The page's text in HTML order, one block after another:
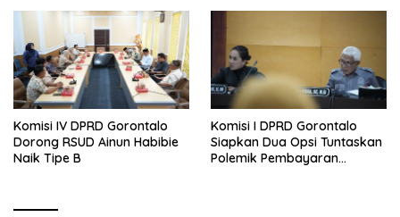
Komisi IV DPRD Gorontalo
Dorong RSUD Ainun Habibie
Naik Tipe B
Komisi I DPRD Gorontalo
Siapkan Dua Opsi Tuntaskan
Polemik Pembayaran